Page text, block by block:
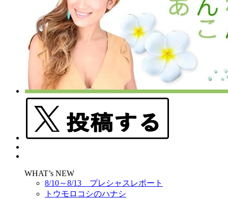
WHAT’s NEW
8/10～8/13 プレシャスレポート
トウモロコシのハナシ